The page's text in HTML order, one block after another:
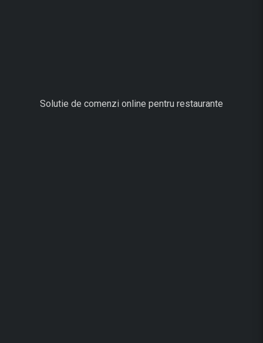
Solutie de comenzi online pentru restaurante